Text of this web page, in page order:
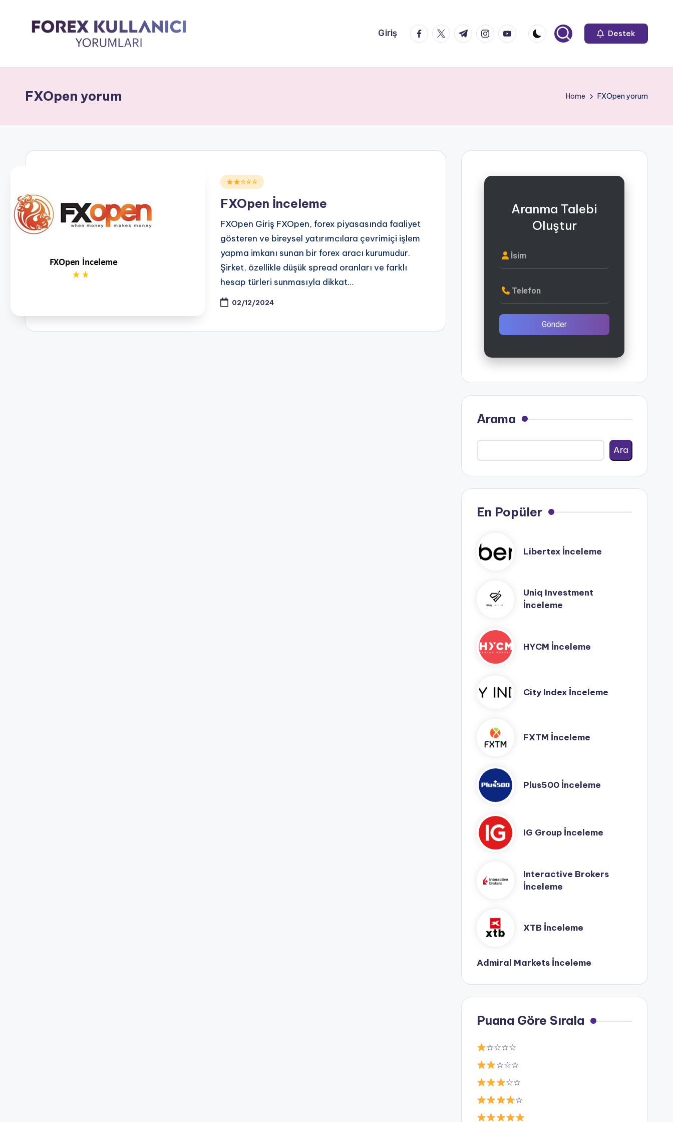
Giriş facebook.com
twitter.com
t.me instagram.com
youtube.com Destek
FXOpen yorum Home FXOpen yorum
Posted☆☆☆
FXOpen İnceleme
FXOpen Giriş FXOpen, forex piyasasında faaliyet
gösteren ve bireysel yatırımcılara çevrimiçi işlem
yapma imkanı sunan bir forex aracı kurumudur.
Şirket, özellikle düşük spread oranları ve farklı
hesap türleri sunmasıyla dikkat…
02/12/2024
Aranma Talebi
Oluştur
İsim
Telefon
Gönder
Arama
Ara
En Popüler
Libertex İnceleme
Uniq Investment
İnceleme
HYCM İnceleme
City Index İnceleme
FXTM İnceleme
Plus500 İnceleme
IG Group İnceleme
Interactive Brokers
İnceleme
XTB İnceleme
Admiral Markets İnceleme
Puana Göre Sırala
☆☆☆☆
☆☆☆
☆☆
☆